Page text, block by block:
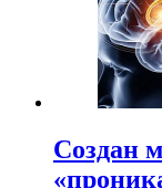
Создан